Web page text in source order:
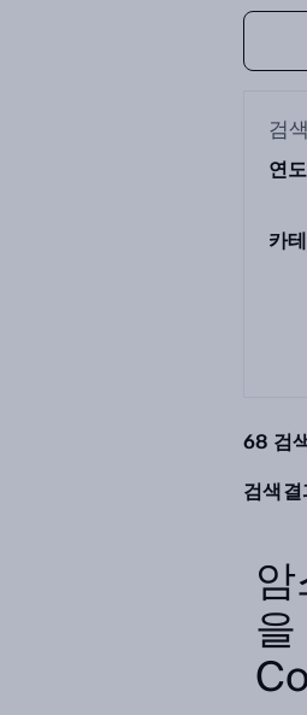
검
연도
카
68 검
검색